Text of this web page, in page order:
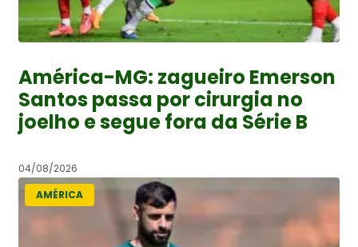
América-MG: zagueiro Emerson
Santos passa por cirurgia no
joelho e segue fora da Série B
04/08/2026
AMÉRICA